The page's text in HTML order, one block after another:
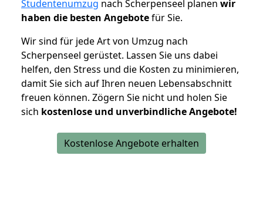
Studentenumzug nach Scherpenseel planen wir
haben die besten Angebotefür Sie.
Wir sind für jede Art von Umzug nach
Scherpenseel gerüstet. Lassen Sie uns dabei
helfen, den Stress und die Kosten zu minimieren,
damit Sie sich auf Ihren neuen Lebensabschnitt
freuen können. Zögern Sie nicht und holen Sie
sich kostenlose und unverbindliche Angebote!
Kostenlose Angebote erhalten